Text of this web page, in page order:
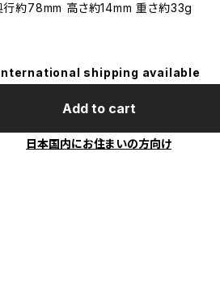
約78mm 高さ約14mm 重さ約33g
shipping available
Add to cart
日本国内にお住まいの方向け